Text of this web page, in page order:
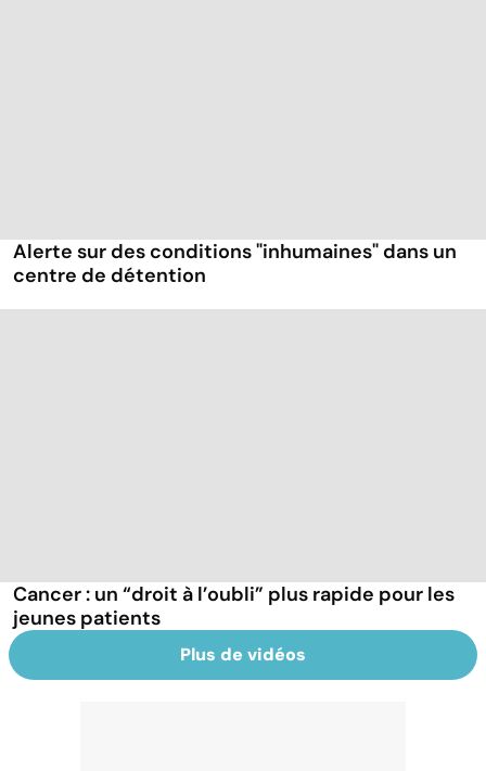
Alerte sur des conditions "inhumaines" dans un
centre de détention
Cancer : un “droit à l’oubli” plus rapide pour les
jeunes patients
Plus de vidéos